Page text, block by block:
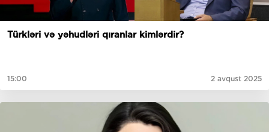
Türkləri və yəhudləri qıranlar kimlərdir?
15:00 2 avqust 2025